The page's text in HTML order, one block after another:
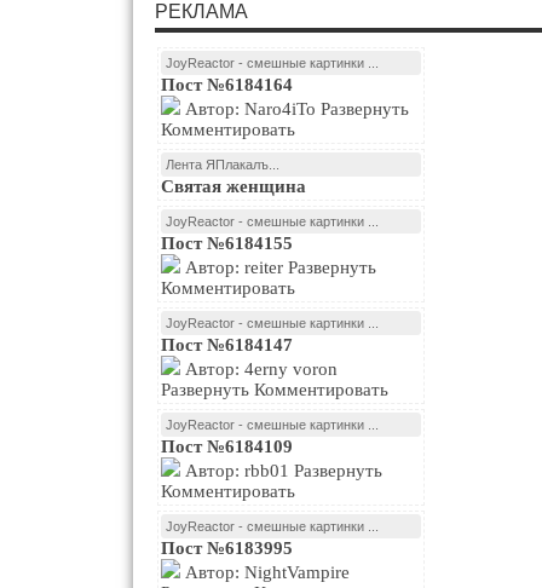
РЕКЛАМА
JoyReactor - смешные картинки ...
Пост №6184164
Комментировать
Лента ЯПлакалъ...
Святая женщина
JoyReactor - смешные картинки ...
Пост №6184155
Комментировать
JoyReactor - смешные картинки ...
Пост №6184147
Развернуть Комментировать
JoyReactor - смешные картинки ...
Пост №6184109
Комментировать
JoyReactor - смешные картинки ...
Пост №6183995